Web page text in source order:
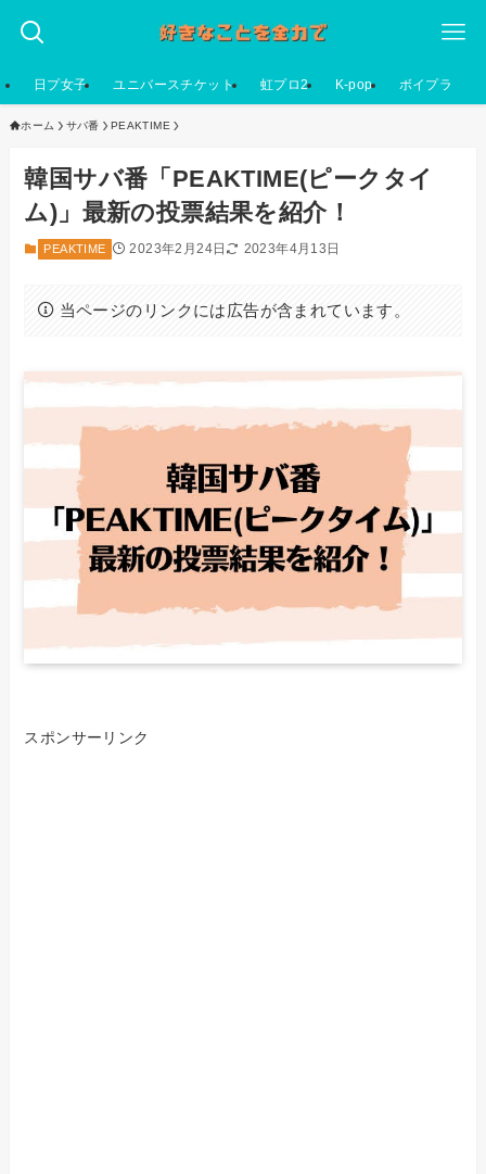
日プ女子 ユニバースチケット 虹プロ2 K-pop ボイプラ
ホーム サバ番 PEAKTIME
韓国サバ番「PEAKTIME(ピークタイ
ム)」最新の投票結果を紹介！
PEAKTIME 2023年2月24日 2023年4月13日
当ページのリンクには広告が含まれています。
スポンサーリンク